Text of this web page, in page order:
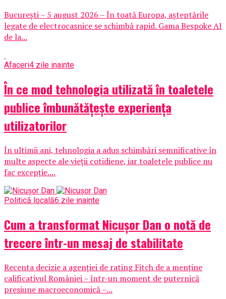
București – 5 august 2026 – În toată Europa, așteptările
legate de electrocasnice se schimbă rapid. Gama Bespoke AI
de la...
Afaceri4 zile inainte
În ce mod tehnologia utilizată în toaletele
publice îmbunătățește experiența
utilizatorilor
În ultimii ani, tehnologia a adus schimbări semnificative în
multe aspecte ale vieții cotidiene, iar toaletele publice nu
fac excepție....
Politică locală6 zile inainte
Cum a transformat Nicușor Dan o notă de
trecere într-un mesaj de stabilitate
Recenta decizie a agenției de rating Fitch de a menține
calificativul României – într-un moment de puternică
presiune macroeconomică –...